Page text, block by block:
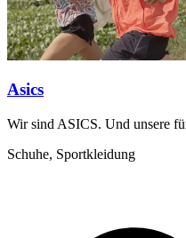
Asics
Wir sind ASICS. Und unsere
Schuhe, Sportkleidung